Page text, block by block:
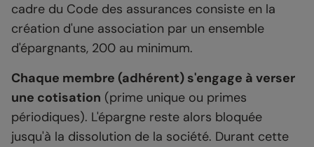
cadre du Code des assurances consiste en la
création d'une association par un ensemble
d'épargnants, 200 au minimum.
Chaque membre (adhérent) s'engage à verser
une cotisation (prime unique ou primes
périodiques). L'épargne reste alors bloquée
jusqu'à la dissolution de la société. Durant cette